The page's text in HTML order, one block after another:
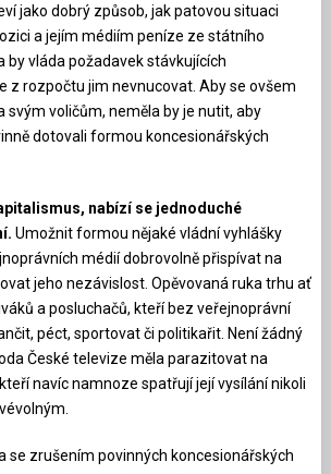
jako dobrý způsob, jak patovou situaci
a jejím médiím peníze ze státního
by vláda požadavek stávkujících
z rozpočtu jim nevnucovat. Aby se ovšem
svým voličům, neměla by je nutit, aby
dotovali formou koncesionářských
nabízí se jednoduché
Umožnit formou nějaké vládní vyhlášky
médií dobrovolně přispívat na
jeho nezávislost. Opěvovaná ruka trhu ať
a posluchačů, kteří bez veřejnoprávní
péct, sportovat či politikařit. Není žádný
České televize měla parazitovat na
navíc namnoze spatřují její vysílání nikoli
se zrušením povinných koncesionářských